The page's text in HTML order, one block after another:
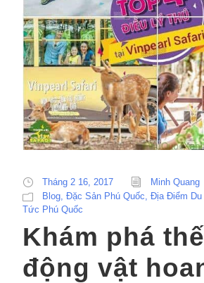
Tháng 2 16, 2017
Minh Quang
Blog Đặc Sản Phú Quốc Địa Điểm Du
Tức Phú Quốc
Khám phá
động vật